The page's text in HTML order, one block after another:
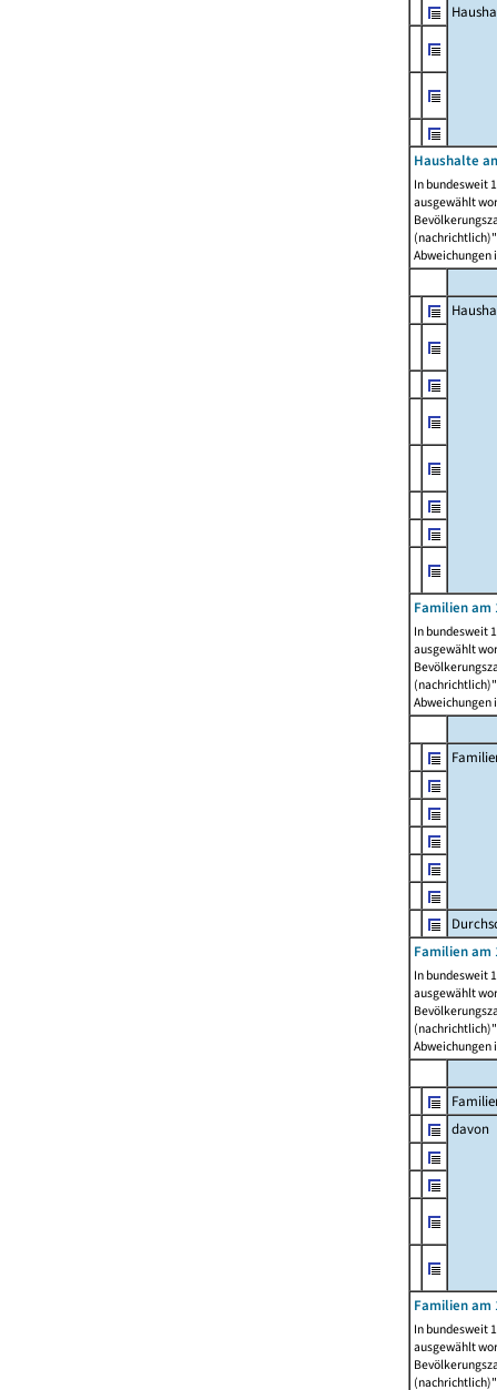
Haushalte
In bundesweit
ausgewählt
Abweichungen
Familien am
In bundesweit
ausgewählt
Abweichungen
Familien am
In bundesweit
ausgewählt
Abweichungen
davon
Familien am
In bundesweit
ausgewählt